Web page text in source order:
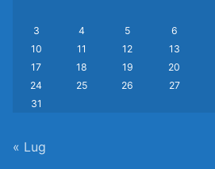
3
4 5 6
10
11 12 13
17
18 19 20
24
25 26 27
31
« Lug